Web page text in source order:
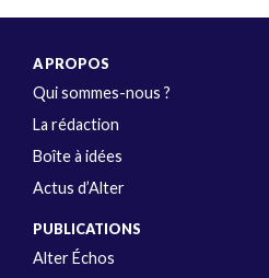
A PROPOS
Qui sommes-nous ?
La rédaction
Boîte à idées
Actus d’Alter
PUBLICATIONS
Alter Échos